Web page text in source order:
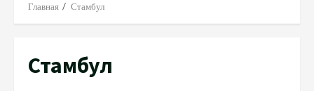
Главная Стамбул
Стамбул